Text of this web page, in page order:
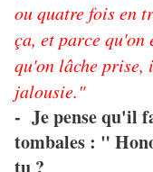
ou quatre fois en
ça, et parce qu'on
qu'on lâche prise,
jalousie."
- Je pense qu'il
tombales : "